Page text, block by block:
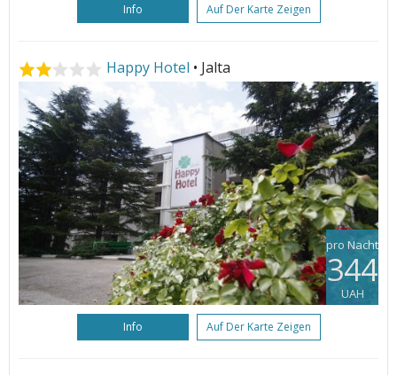
Info Auf Der Karte Zeigen
Happy Hotel • Jalta
pro Nacht
344
UAH
Info Auf Der Karte Zeigen